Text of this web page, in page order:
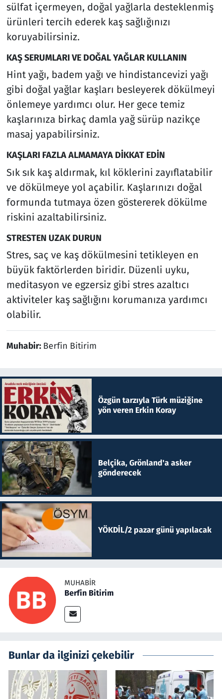
sülfat içermeyen, doğal yağlarla desteklenmiş
ürünleri tercih ederek kaş sağlığınızı
koruyabilirsiniz.
KAŞ SERUMLARI VE DOĞAL YAĞLAR KULLANIN
Hint yağı, badem yağı ve hindistancevizi yağı
gibi doğal yağlar kaşları besleyerek dökülmeyi
önlemeye yardımcı olur. Her gece temiz
kaşlarınıza birkaç damla yağ sürüp nazikçe
masaj yapabilirsiniz.
KAŞLARI FAZLA ALMAMAYA DİKKAT EDİN
Sık sık kaş aldırmak, kıl köklerini zayıflatabilir
ve dökülmeye yol açabilir. Kaşlarınızı doğal
formunda tutmaya özen göstererek dökülme
riskini azaltabilirsiniz.
STRESTEN UZAK DURUN
Stres, saç ve kaş dökülmesini tetikleyen en
büyük faktörlerden biridir. Düzenli uyku,
meditasyon ve egzersiz gibi stres azaltıcı
aktiviteler kaş sağlığını korumanıza yardımcı
olabilir.
Muhabir: Berfin Bitirim
Özgün tarzıyla Türk müziğine
yön veren Erkin Koray
Belçika, Grönland'a asker
gönderecek
YÖKDİL/2 pazar günü yapılacak
MUHABIR
Berfin Bitirim
Bunlar da ilginizi çekebilir